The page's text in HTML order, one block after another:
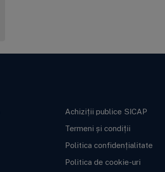
Achiziții publice SICAP
Termeni și condiții
Politica confidențialitate
Politica de cookie-uri